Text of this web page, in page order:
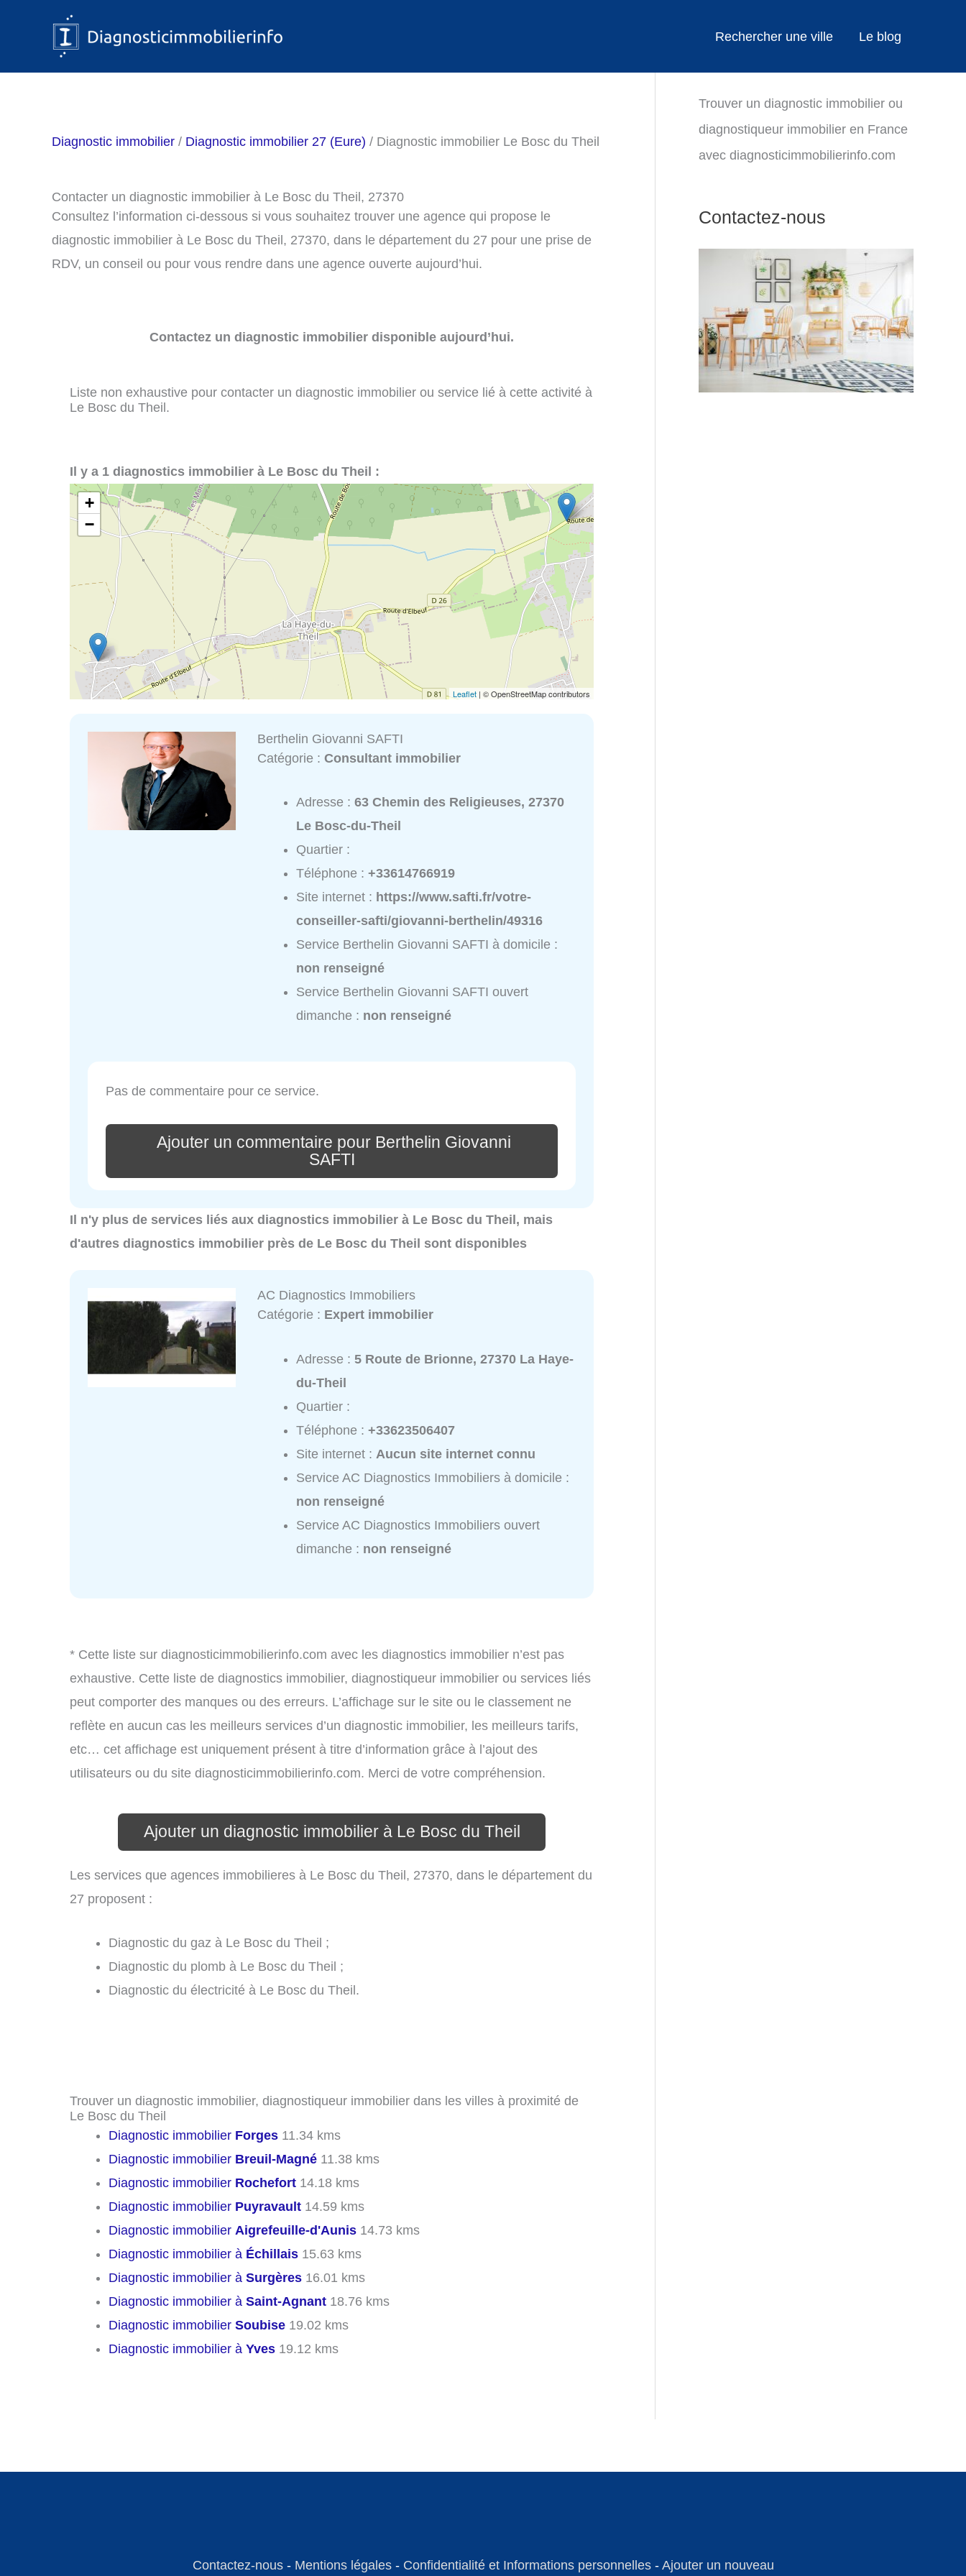
Rechercher une ville Le blog
Diagnostic immobilier / Diagnostic immobilier 27 (Eure) / Diagnostic immobilier Le Bosc du Theil
Contacter un diagnostic immobilier à Le Bosc du Theil, 27370
Consultez l’information ci-dessous si vous souhaitez trouver une agence qui propose le
diagnostic immobilier à Le Bosc du Theil, 27370, dans le département du 27 pour une prise de
RDV, un conseil ou pour vous rendre dans une agence ouverte aujourd’hui.
Contactez un diagnostic immobilier disponible aujourd’hui.
Liste non exhaustive pour contacter un diagnostic immobilier ou service lié à cette activité à
Le Bosc du Theil.
Il y a 1 diagnostics immobilier à Le Bosc du Theil :
+
−
Leaflet | © OpenStreetMap contributors
Berthelin Giovanni SAFTI
Catégorie :Consultant immobilier
Adresse :63 Chemin des Religieuses, 27370
Le Bosc-du-Theil
Quartier :
Téléphone :+33614766919
Site internet : https://www.safti.fr/votre-
conseiller-safti/giovanni-berthelin/49316
Service Berthelin Giovanni SAFTI à domicile :
non renseigné
Service Berthelin Giovanni SAFTI ouvert
dimanche : non renseigné
Pas de commentaire pour ce service.
Ajouter un commentaire pour Berthelin Giovanni
SAFTI
Il n'y plus de services liés aux diagnostics immobilier à Le Bosc du Theil, mais
d'autres diagnostics immobilier près de Le Bosc du Theil sont disponibles
AC Diagnostics Immobiliers
Catégorie : Expert immobilier
Adresse :5 Route de Brionne, 27370 La Haye-
du-Theil
Quartier :
Téléphone :+33623506407
Site internet :Aucun site internet connu
Service AC Diagnostics Immobiliers à domicile :
non renseigné
Service AC Diagnostics Immobiliers ouvert
dimanche : non renseigné
* Cette liste sur diagnosticimmobilierinfo.com avec les diagnostics immobilier n’est pas
exhaustive. Cette liste de diagnostics immobilier, diagnostiqueur immobilier ou services liés
peut comporter des manques ou des erreurs. L’affichage sur le site ou le classement ne
reflète en aucun cas les meilleurs services d’un diagnostic immobilier, les meilleurs tarifs,
etc… cet affichage est uniquement présent à titre d’information grâce à l’ajout des
utilisateurs ou du site diagnosticimmobilierinfo.com. Merci de votre compréhension.
Ajouter un diagnostic immobilier à Le Bosc du Theil
Les services que agences immobilieres à Le Bosc du Theil, 27370, dans le département du
27 proposent :
Diagnostic du gaz à Le Bosc du Theil ;
Diagnostic du plomb à Le Bosc du Theil ;
Diagnostic du électricité à Le Bosc du Theil.
Trouver un diagnostic immobilier, diagnostiqueur immobilier dans les villes à proximité de
Le Bosc du Theil
Diagnostic immobilier Forges 11.34 kms
Diagnostic immobilier Breuil-Magné 11.38 kms
Diagnostic immobilier Rochefort 14.18 kms
Diagnostic immobilier Puyravault 14.59 kms
Diagnostic immobilier Aigrefeuille-d'Aunis 14.73 kms
Diagnostic immobilier à Échillais 15.63 kms
Diagnostic immobilier à Surgères 16.01 kms
Diagnostic immobilier à Saint-Agnant 18.76 kms
Diagnostic immobilier Soubise 19.02 kms
Diagnostic immobilier à Yves 19.12 kms
Trouver un diagnostic immobilier ou
diagnostiqueur immobilier en France
avec diagnosticimmobilierinfo.com
Contactez-nous
Contactez-nous- Mentions légales- Confidentialité et Informations personnelles- Ajouter un nouveau